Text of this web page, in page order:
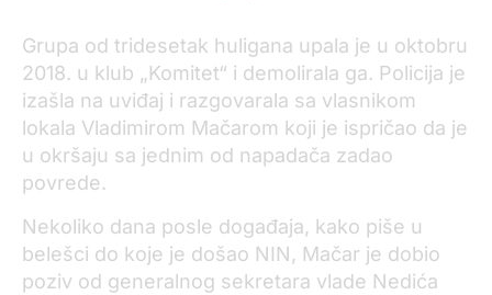
Grupa od tridesetak huligana upala je u oktobru
2018. u klub „Komitet“ i demolirala ga. Policija je
izašla na uviđaj i razgovarala sa vlasnikom
lokala Vladimirom Mačarom koji je ispričao da je
u okršaju sa jednim od napadača zadao
povrede.
Nekoliko dana posle događaja, kako piše u
belešci do koje je došao NIN, Mačar je dobio
poziv od generalnog sekretara vlade Nedića